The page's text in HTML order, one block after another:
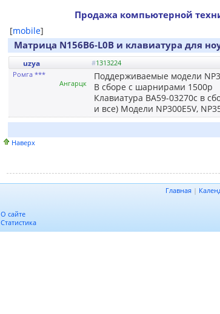
Продажа компьютерной
[mobile]
Матрица N156B6-L0B и клавиатура для
uzya #1313224
Ромга ***
Ангарцк
Поддерживаемые модели
В сборе с шарнирами 1500р
Клавиатура BA59-03270c в
и все) Модели NP300E5V,
Наверх
Главная |
О сайте
Статистика